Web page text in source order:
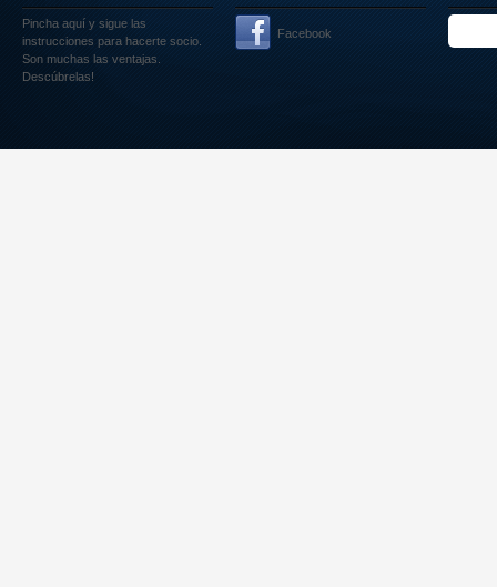
Pincha aquí y sigue las
instrucciones para hacerte socio.
Son muchas las ventajas.
Descúbrelas!
Facebook